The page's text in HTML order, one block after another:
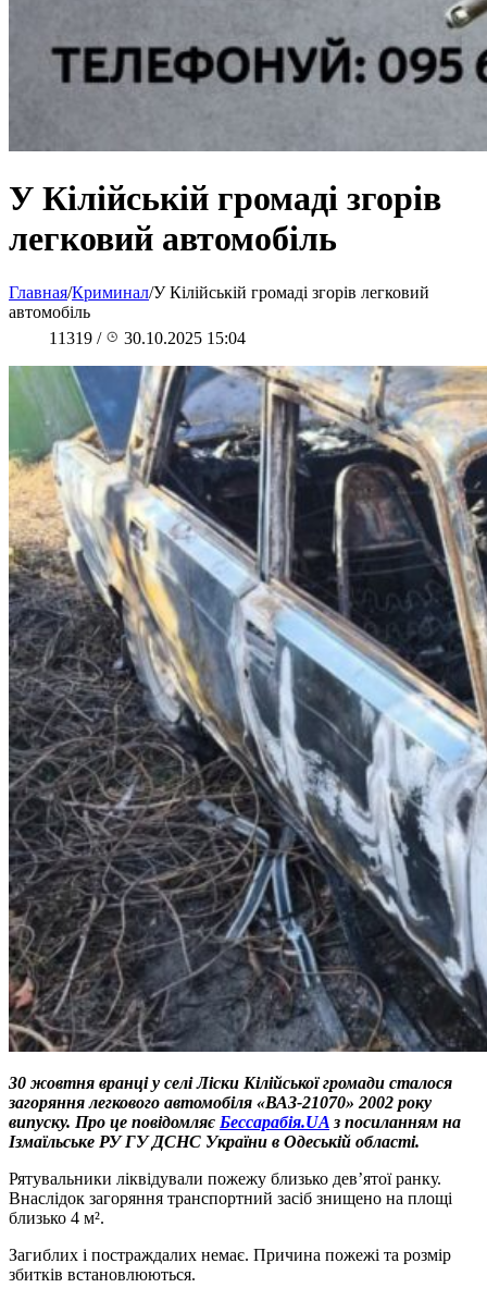
У Кілійській громаді згорів
легковий автомобіль
Главная/Криминал/У Кілійській громаді згорів легковий
автомобіль
11319 / 30.10.2025 15:04
30 жовтня вранці у селі Ліски Кілійської громади сталося
загоряння легкового автомобіля «ВАЗ-21070» 2002 року
випуску. Про це повідомляє Бессарабія.UA з посиланням на
Ізмаїльське РУ ГУ ДСНС України в Одеській області.
Рятувальники ліквідували пожежу близько дев’ятої ранку.
Внаслідок загоряння транспортний засіб знищено на площі
близько 4 м².
Загиблих і постраждалих немає. Причина пожежі та розмір
збитків встановлюються.